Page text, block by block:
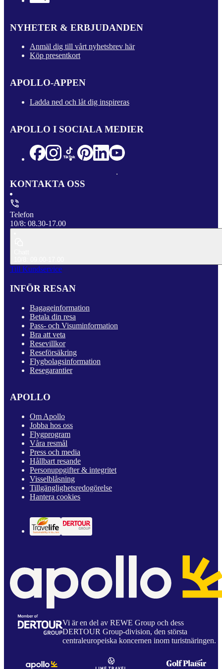
NYHETER & ERBJUDANDEN
Anmäl dig till vårt nyhetsbrev här
Köp presentkort
APOLLO-APPEN
Ladda ned och låt dig inspireras
APOLLO I SOCIALA MEDIER
KONTAKTA OSS
Telefon
10/8: 08.30-17.00
Till Kundservice
INFÖR RESAN
Bagageinformation
Betala din resa
Pass- och Visuminformation
Bra att veta
Resevillkor
Reseförsäkring
Flygbolagsinformation
Resegarantier
APOLLO
Om Apollo
Jobba hos oss
Flygprogram
Våra resmål
Press och media
Hållbart resande
Personuppgifter & integritet
Visselblåsning
Tillgänglighetsredogörelse
Hantera cookies
Vi är en del av REWE Group och dess
DERTOUR Group-division, den största
centraleuropeiska koncernen inom turistnäringen.